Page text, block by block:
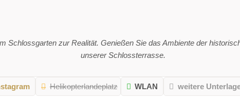
Schlossgarten zur Realität. Genießen Sie das Ambiente der
unserer Schlossterrasse.
Helikopterlandeplatz WLAN weitere